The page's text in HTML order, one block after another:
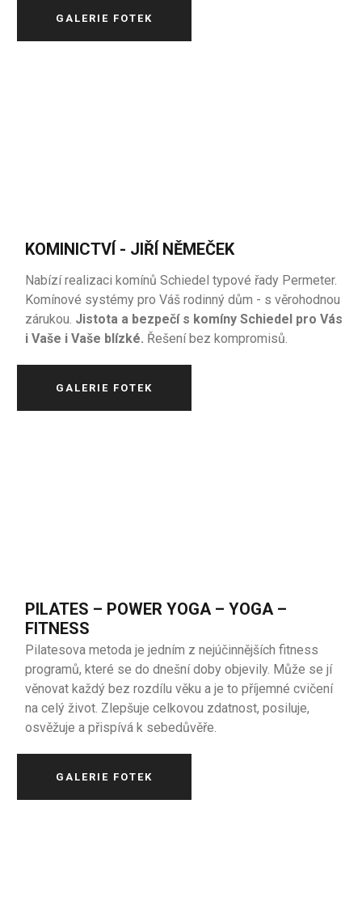
GALERIE FOTEK
KOMINICTVÍ - JIŘÍ NĚMEČEK
Nabízí realizaci komínů Schiedel typové řady Permeter.
Komínové systémy pro Váš rodinný dům - s věrohodnou
zárukou. Jistota a bezpečí s komíny Schiedel pro Vás
i Vaše i Vaše blízké. Řešení bez kompromisů.
GALERIE FOTEK
PILATES – POWER YOGA – YOGA –
FITNESS
Pilatesova metoda je jedním z nejúčinnějších fitness
programů, které se do dnešní doby objevily. Může se jí
věnovat každý bez rozdílu věku a je to příjemné cvičení
na celý život. Zlepšuje celkovou zdatnost, posiluje,
osvěžuje a přispívá k sebedůvěře.
GALERIE FOTEK